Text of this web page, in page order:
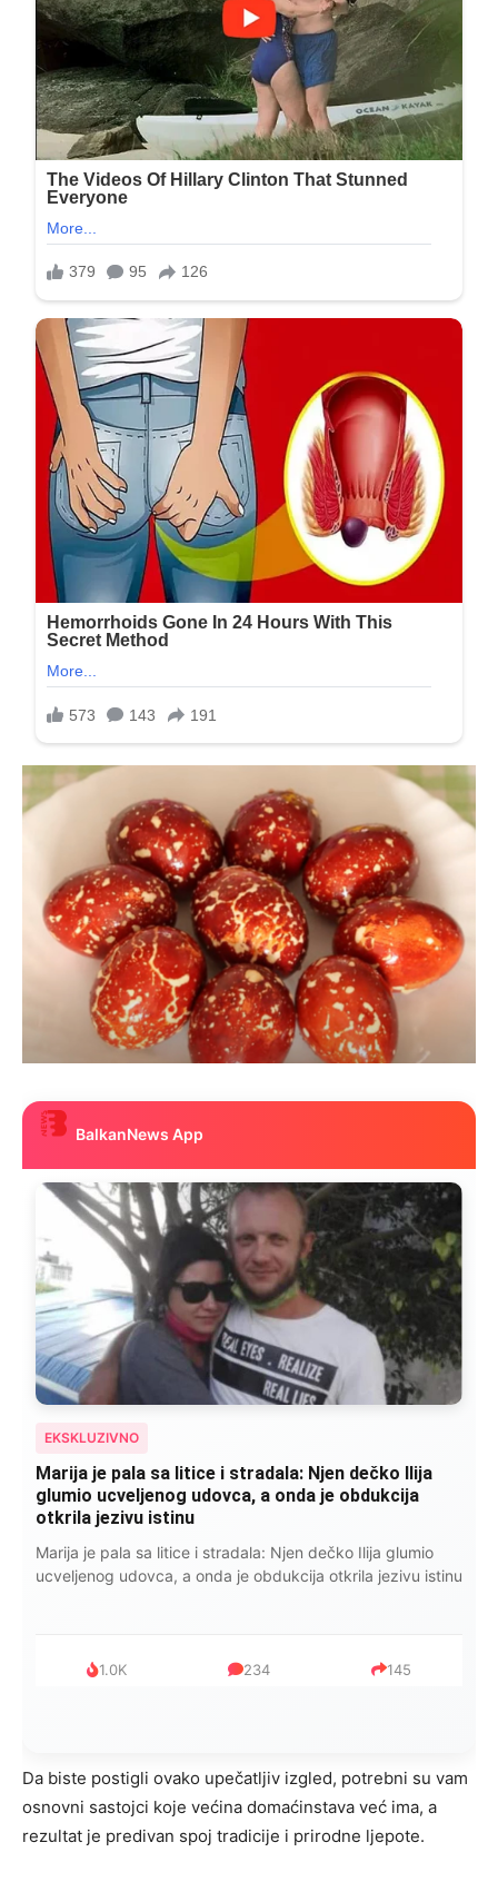
BalkanNews App
EKSKLUZIVNO
Kad se Marin suprug razbolio ona ga kupala,
pelene mu mijenjala: Jedno jutro je poslao po
čokoladu..
Kad se Marin suprug razbolio ona ga kupala, pelene mu
mijenjala: Jedno jutro je poslao po čokoladu..
999 321 234
Da biste postigli ovako upečatljiv izgled, potrebni su vam
osnovni sastojci koje većina domaćinstava već ima, a
rezultat je predivan spoj tradicije i prirodne ljepote.